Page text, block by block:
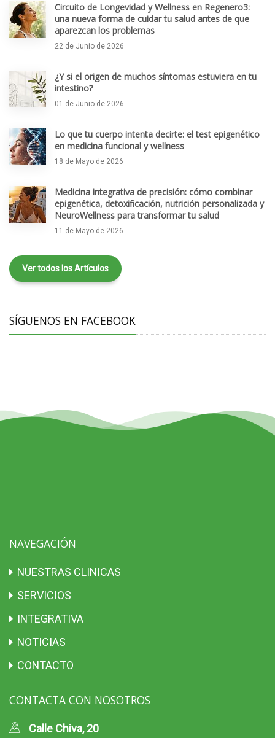
Circuito de Longevidad y Wellness en Regenero3:
una nueva forma de cuidar tu salud antes de que
aparezcan los problemas
22 de Junio de 2026
¿Y si el origen de muchos síntomas estuviera en tu
intestino?
01 de Junio de 2026
Lo que tu cuerpo intenta decirte: el test epigenético
en medicina funcional y wellness
18 de Mayo de 2026
Medicina integrativa de precisión: cómo combinar
epigenética, detoxificación, nutrición personalizada y
NeuroWellness para transformar tu salud
11 de Mayo de 2026
Ver todos los Artículos
SÍGUENOS EN FACEBOOK
NAVEGACIÓN
NUESTRAS CLINICAS
SERVICIOS
INTEGRATIVA
NOTICIAS
CONTACTO
CONTACTA CON NOSOTROS
Calle Chiva, 20